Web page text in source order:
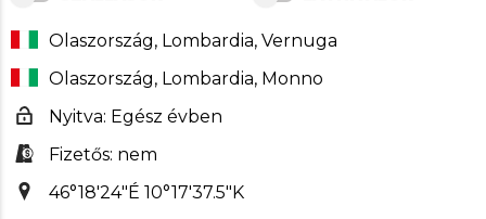
Olaszország, Lombardia, Vernuga
Olaszország, Lombardia, Monno
Nyitva: Egész évben
Fizetős: nem
46°18'24"É 10°17'37.5"K